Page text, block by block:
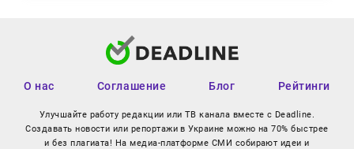
О нас Соглашение Блог Рейтинги
Улучшайте работу редакции или ТВ канала вместе с Deadline.
Создавать новости или репортажи в Украине можно на 70% быстрее
и без плагиата! На медиа-платформе СМИ собирают идеи и